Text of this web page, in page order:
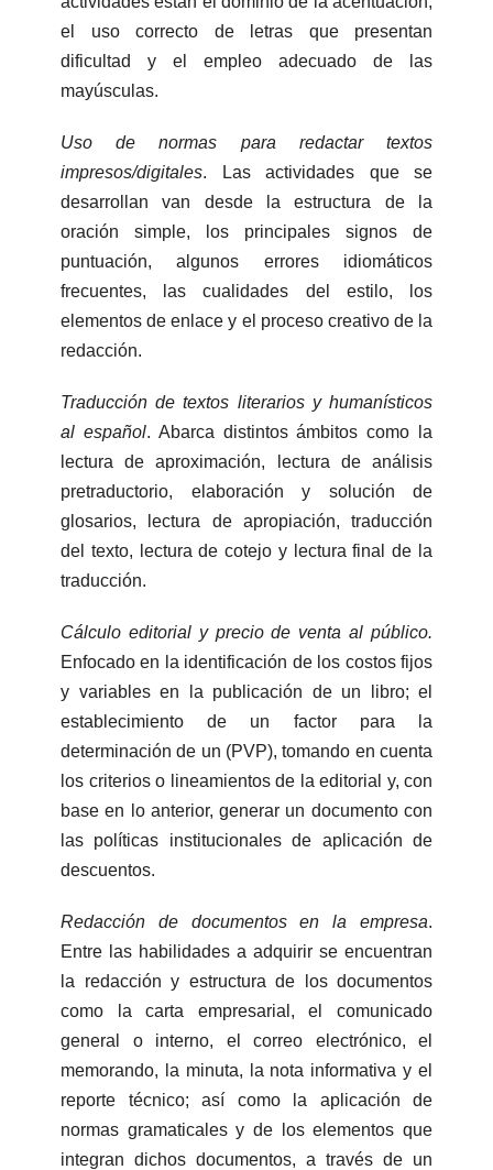
el uso correcto de letras que presentan
dificultad y el empleo adecuado de las
mayúsculas.
Uso de normas para redactar textos
impresos/digitales. Las actividades que se
desarrollan van desde la estructura de la
oración simple, los principales signos de
puntuación, algunos errores idiomáticos
frecuentes, las cualidades del estilo, los
elementos de enlace y el proceso creativo de la
redacción.
Traducción de textos literarios y humanísticos
al español. Abarca distintos ámbitos como la
lectura de aproximación, lectura de análisis
pretraductorio, elaboración y solución de
glosarios, lectura de apropiación, traducción
del texto, lectura de cotejo y lectura final de la
traducción.
Cálculo editorial y precio de venta al público.
Enfocado en la identificación de los costos fijos
y variables en la publicación de un libro; el
establecimiento de un factor para la
determinación de un (PVP), tomando en cuenta
los criterios o lineamientos de la editorial y, con
base en lo anterior, generar un documento con
las políticas institucionales de aplicación de
descuentos.
Redacción de documentos en la empresa.
Entre las habilidades a adquirir se encuentran
la redacción y estructura de los documentos
como la carta empresarial, el comunicado
general o interno, el correo electrónico, el
memorando, la minuta, la nota informativa y el
reporte técnico; así como la aplicación de
normas gramaticales y de los elementos que
integran dichos documentos, a través de un